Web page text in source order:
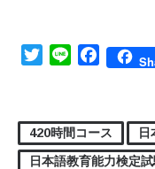
TwitterLine Facebook
420時間コース 日
日本語教育能力検定